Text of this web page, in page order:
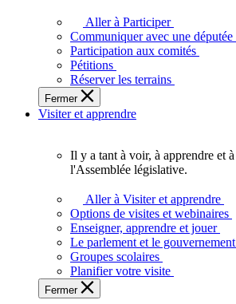
plein
potentiel,
l'Assemblée
a
besoin
de
Aller à Participer
Communiquer avec une
Participation aux comités
Pétitions
Réserver les terrains
Fermer
Visiter et apprendre
voir,
apprendre
et
à
Il y a tant à voir, à apprendre et
l'Assemblée législative.
Aller à Visiter et apprendre
Options de visites et webinaires
Enseigner, apprendre et jouer
Le parlement et le gouvernement
Groupes scolaires
Planifier votre visite
Fermer